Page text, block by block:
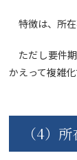
特徴は、所
ただし要件
かえって複雑
（4）